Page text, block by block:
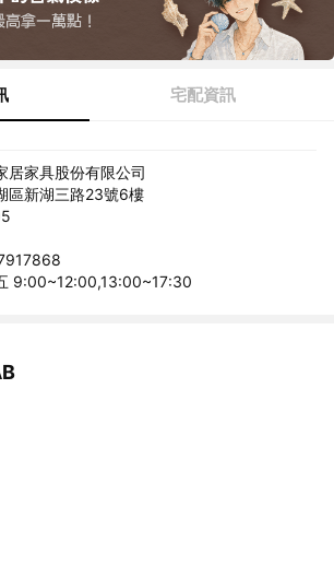
宅配資訊
居家具股份有限公司
區新湖三路23號6樓
9:00~12:00,13:00~17:30